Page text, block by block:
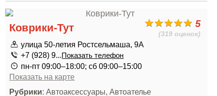
5
(319 оценок)
Коврики-Тут
улица 50-летия Ростсельмаша, 9А
+7 (928) 9...Показать телефон
пн-пт 09:00–18:00; сб 09:00–15:00
Показать на карте
Рубрики: Автоаксессуары, Автоателье